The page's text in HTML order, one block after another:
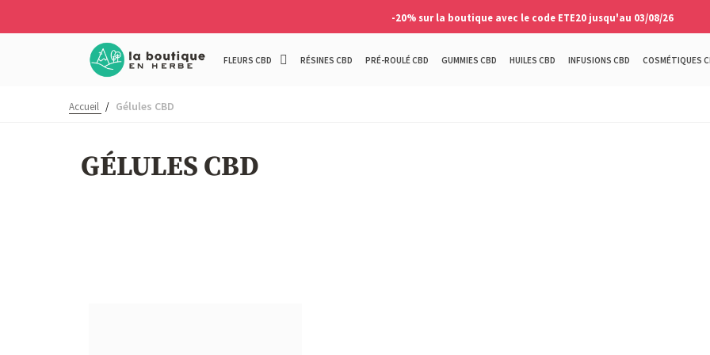
-20% sur la boutique avec le code ETE20 jusqu'au 03/08/26
FLEURS CBD RÉSINES CBD PRÉ-ROULÉ CBD GUMMIES CBD HUILES CBD INFUSIONS CBD COSMÉTIQUES
Accueil / Gélules CBD
GÉLULES CBD